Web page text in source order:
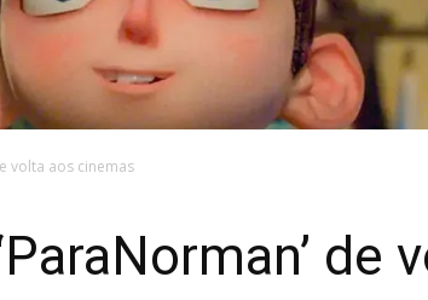
volta aos cinemas
de